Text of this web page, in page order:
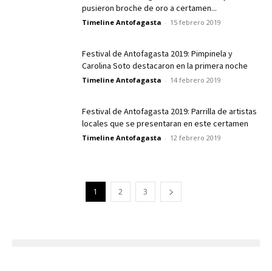
pusieron broche de oro a certamen...
Timeline Antofagasta - 15 febrero 2019
Festival de Antofagasta 2019: Pimpinela y
Carolina Soto destacaron en la primera noche
Timeline Antofagasta - 14 febrero 2019
Festival de Antofagasta 2019: Parrilla de artistas
locales que se presentaran en este certamen
Timeline Antofagasta - 12 febrero 2019
1 2 3